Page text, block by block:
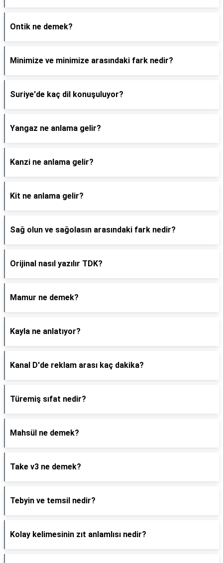
Ontik ne demek?
Minimize ve minimize arasındaki fark nedir?
Suriye'de kaç dil konuşuluyor?
Yangaz ne anlama gelir?
Kanzi ne anlama gelir?
Kit ne anlama gelir?
Sağ olun ve sağolasın arasındaki fark nedir?
Orijinal nasıl yazılır TDK?
Mamur ne demek?
Kayla ne anlatıyor?
Kanal D'de reklam arası kaç dakika?
Türemiş sıfat nedir?
Mahsül ne demek?
Take v3 ne demek?
Tebyin ve temsil nedir?
Kolay kelimesinin zıt anlamlısı nedir?